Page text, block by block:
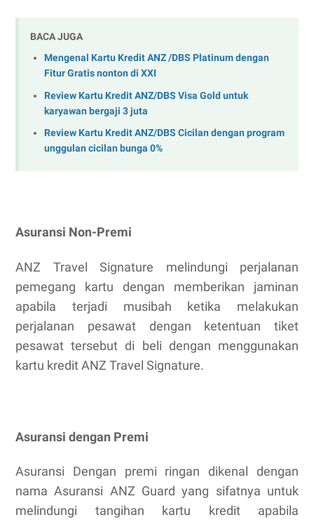
BACA JUGA
Mengenal Kartu Kredit ANZ /DBS Platinum dengan
Fitur Gratis nonton di XXI
Review Kartu Kredit ANZ/DBS Visa Gold untuk
karyawan bergaji 3 juta
Review Kartu Kredit ANZ/DBS Cicilan dengan program
unggulan cicilan bunga 0%
Asuransi Non-Premi
ANZ Travel Signature melindungi perjalanan
pemegang kartu dengan memberikan jaminan
apabila terjadi musibah ketika melakukan
perjalanan pesawat dengan ketentuan tiket
pesawat tersebut di beli dengan menggunakan
kartu kredit ANZ Travel Signature.
Asuransi dengan Premi
Asuransi Dengan premi ringan dikenal dengan
nama Asuransi ANZ Guard yang sifatnya untuk
melindungi tangihan kartu kredit apabila